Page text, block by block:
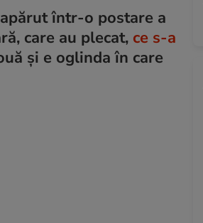
într-o postare a
care au plecat, ce s-a
și e oglinda în care